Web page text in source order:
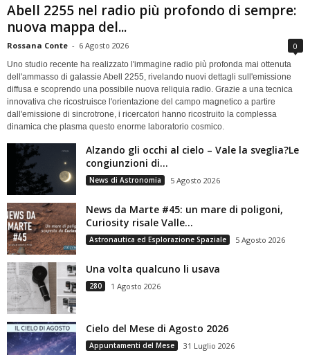
Abell 2255 nel radio più profondo di sempre:
nuova mappa del...
Rossana Conte - 6 Agosto 2026 0
Uno studio recente ha realizzato l'immagine radio più profonda mai ottenuta
dell'ammasso di galassie Abell 2255, rivelando nuovi dettagli sull'emissione
diffusa e scoprendo una possibile nuova reliquia radio. Grazie a una tecnica
innovativa che ricostruisce l'orientazione del campo magnetico a partire
dall'emissione di sincrotrone, i ricercatori hanno ricostruito la complessa
dinamica che plasma questo enorme laboratorio cosmico.
Alzando gli occhi al cielo – Vale la sveglia?Le
congiunzioni di...
News di Astronomia 5 Agosto 2026
News da Marte #45: un mare di poligoni,
Curiosity risale Valle...
Astronautica ed Esplorazione Spaziale 5 Agosto 2026
Una volta qualcuno li usava
280 1 Agosto 2026
Cielo del Mese di Agosto 2026
Appuntamenti del Mese 31 Luglio 2026